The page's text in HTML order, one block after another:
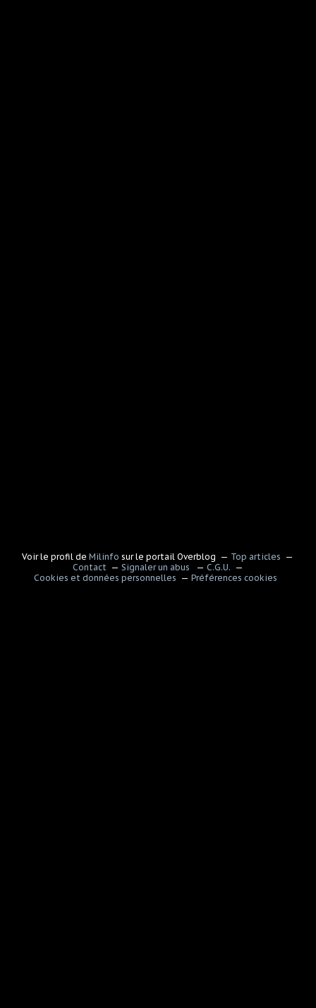
Voir le profil deMilinfo sur le portail Overblog
Top articles
Contact
Signaler un abus
C.G.U.
Cookies et données personnelles
Préférences cookies